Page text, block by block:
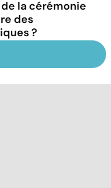
la cérémonie
des
?